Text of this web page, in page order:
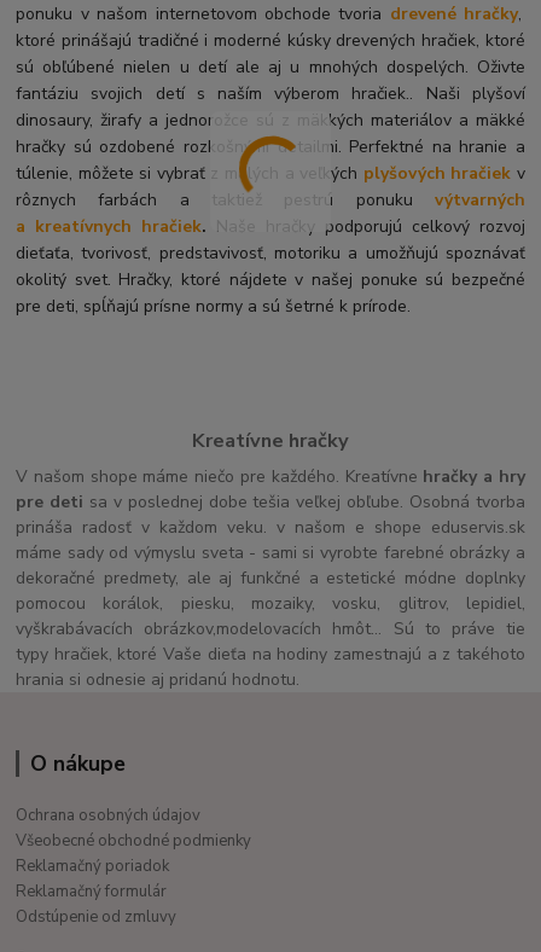
ponuku v našom internetovom obchode tvoria drevené hračky,
ktoré prinášajú tradičné i moderné kúsky drevených hračiek, ktoré
sú obľúbené nielen u detí ale aj u mnohých dospelých. Oživte
fantáziu svojich detí s naším výberom hračiek.. Naši plyšoví
dinosaury, žirafy a jednorožce sú z mäkkých materiálov a mäkké
hračky sú ozdobené rozkošnými detailmi. Perfektné na hranie a
túlenie, môžete si vybrať z malých a veľkých plyšových hračiek v
rôznych farbách a taktiež pestrú ponuku výtvarných
a kreatívnych hračiek. Naše hračky podporujú celkový rozvoj
dieťaťa, tvorivosť, predstavivosť, motoriku a umožňujú spoznávať
okolitý svet. Hračky, ktoré nájdete v našej ponuke sú bezpečné
pre deti, spĺňajú prísne normy a sú šetrné k prírode.
Kreatívne hračky
V našom shope máme niečo pre každého. Kreatívne hračky a hry
pre deti sa v poslednej dobe tešia veľkej obľube. Osobná tvorba
prináša radosť v každom veku. v našom e shope eduservis.sk
máme sady od výmyslu sveta - sami si vyrobte farebné obrázky a
dekoračné predmety, ale aj funkčné a estetické módne doplnky
pomocou korálok, piesku, mozaiky, vosku, glitrov, lepidiel,
vyškrabávacích obrázkov,modelovacích hmôt... Sú to práve tie
typy hračiek, ktoré Vaše dieťa na hodiny zamestnajú a z takéhoto
hrania si odnesie aj pridanú hodnotu.
O nákupe
Ochrana osobných údajov
Všeobecné obchodné podmienky
Reklamačný poriadok
Reklamačný formulár
Odstúpenie od zmluvy